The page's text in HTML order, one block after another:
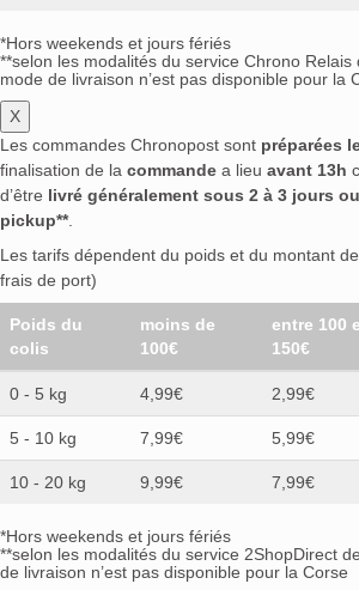
*Hors weekends et jours fériés
**selon les modalités du service Chrono Relais
mode de livraison n’est pas disponible pour la
X
Les commandes Chronopost sont préparées
finalisation de la commande a lieu avant 13h
d’être livré généralement sous 2 à 3 jours
pickup**.
Les tarifs dépendent du poids et du montant
frais de port)
Poids du
colis
moins de
100€
entre 100
150€
0 - 5 kg 4,99€ 2,99€
5 - 10 kg 7,99€ 5,99€
10 - 20 kg 9,99€ 7,99€
*Hors weekends et jours fériés
**selon les modalités du service 2ShopDirect
de livraison n’est pas disponible pour la Corse